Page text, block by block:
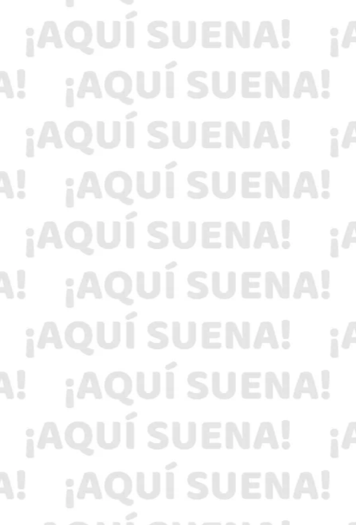
Participa en nuestro concurso este día de las
madres 2023 y consciente a tu mamá con una
rica comida o un ramo floral.
Participa y consciente a tu pareja, este 14 de
Febrero con Los Enamorados De La KeBuena